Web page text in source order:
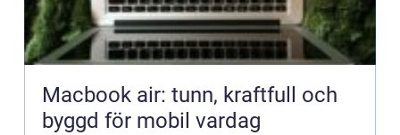
Macbook air: tunn, kraftfull och
byggd för mobil vardag